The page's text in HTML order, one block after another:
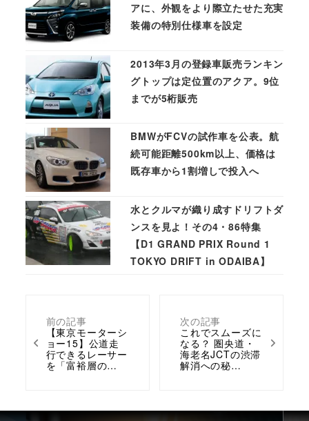
前の記事
【東京モーターシ
ョー15】公道走
行できるレーサー
を「富裕層の…
次の記事
これでスムーズに
なる？ 圏央道・
海老名JCTの渋滞
解消への秘…
アに、外観をより際立たせた充実
装備の特別仕様車を設定
2013年3月の登録車販売ランキン
グトップは定位置のアクア。9位
までが5桁販売
BMWがFCVの試作車を公表。航
続可能距離500km以上、価格は
既存車から1割増しで投入へ
水とクルマが織り成すドリフトダ
ンスを見よ！その4・86特集
【D1 GRAND PRIX Round 1
TOKYO DRIFT in ODAIBA】